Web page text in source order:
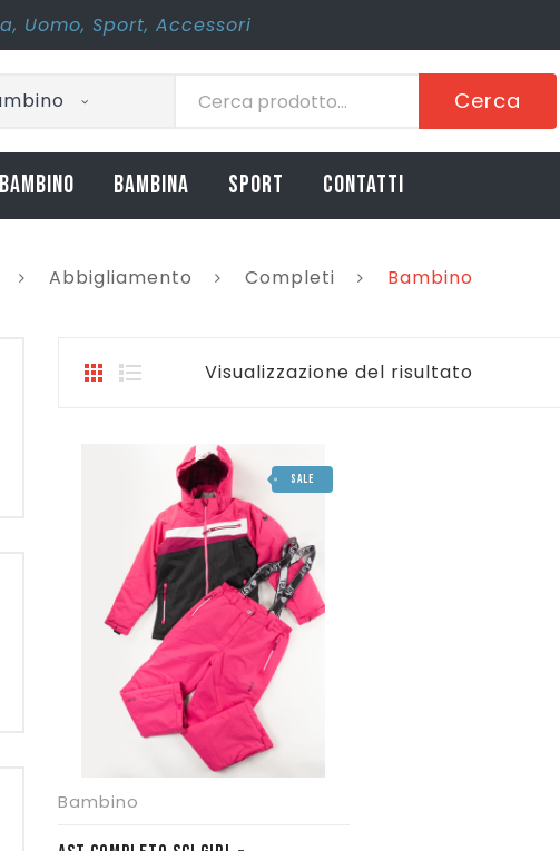
, Uomo, Sport, Accessori
Cerca
BAMBINO BAMBINA SPORT CONTATTI
Abbigliamento Completi Bambino
Visualizzazione del risultato
SALE
Bambino